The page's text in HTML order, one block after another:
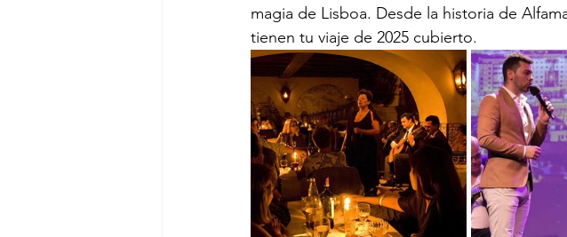
magia de Lisboa. Desde la historia de
tienen tu viaje de 2025 cubierto.